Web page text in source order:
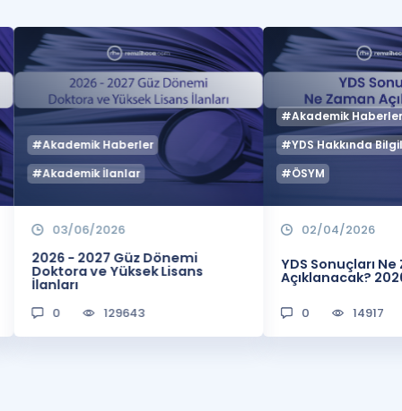
#Akademik Haberler
#Akademik İlanlar
03/06/2026
2026 - 2027 Güz Dönemi
Doktora ve Yüksek Lisans
İlanları
0 129643
#Akademik
#YDS Hakkında
#ÖSYM
02/04/2026
YDS Sonuçları
Açıklanacak?
0 14917